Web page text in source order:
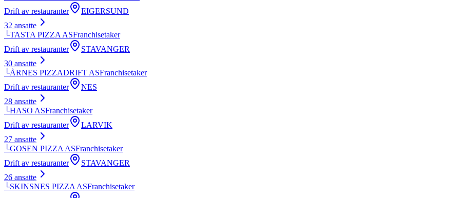
Drift av restauranter
EIGERSUND
32 ansatte
└TASTA PIZZA ASFranchisetaker
Drift av restauranter
STAVANGER
30 ansatte
└ÅRNES PIZZADRIFT ASFranchisetaker
Drift av restauranter
NES
28 ansatte
└HASO ASFranchisetaker
Drift av restauranter
LARVIK
27 ansatte
└GOSEN PIZZA ASFranchisetaker
Drift av restauranter
STAVANGER
26 ansatte
└SKINSNES PIZZA ASFranchisetaker